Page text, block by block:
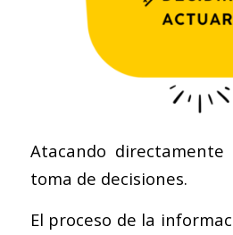
Atacando
toma de decisiones.
El proceso de la